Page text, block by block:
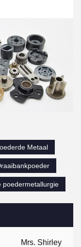
Mrs. Shirley
Metaal
poedermetallurgie